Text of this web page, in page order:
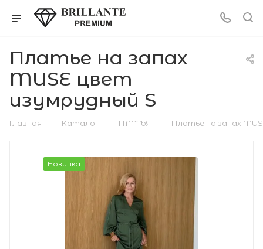
Платье на запах
MUSE цвет
изумрудный S
Главная — Каталог — ПЛАТЬЯ — Платье на запах
Новинка